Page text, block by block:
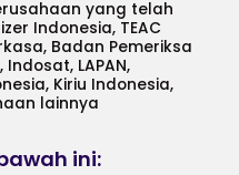
yang telah
Indonesia, TEAC
Badan Pemeriksa
LAPAN,
Kiriu Indonesia,
lainnya
ini: